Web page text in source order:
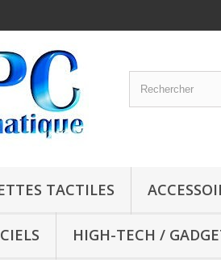
TACTILES
HIGH-TECH /